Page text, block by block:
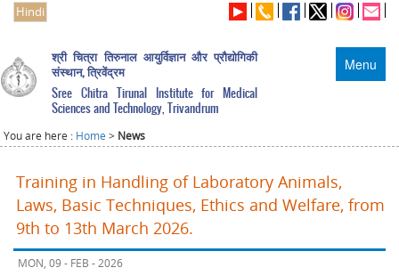
Hindi
Menu
श्री चित्रा तिरुनाल आयुर्विज्ञान और प्रौद्योगिकी
संस्थान, त्रिवेंद्रम
Sree Chitra Tirunal Institute for Medical
Sciences and Technology, Trivandrum
You are here : Home > News
Training in Handling of Laboratory Animals,
Laws, Basic Techniques, Ethics and Welfare, from
9th to 13th March 2026.
MON, 09 - FEB - 2026